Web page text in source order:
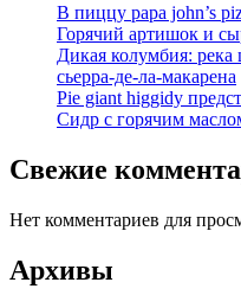
В пиццу papa john’s
Горячий артишок и
Дикая колумбия: река
сьерра-де-ла-макарена
Pie giant higgidy
Сидр с горячим
Свежие
Нет комментариев для
Архивы